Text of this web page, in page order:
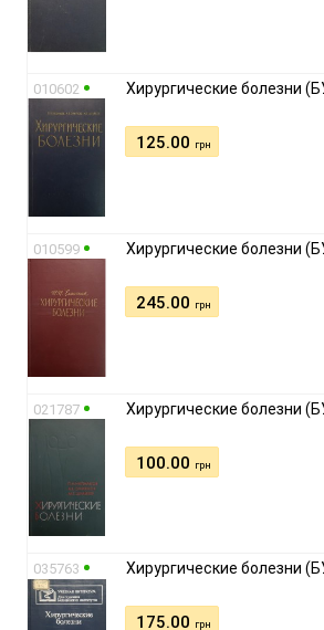
010602 Хирургические болезни
125.00 грн
010599 Хирургические болезни
245.00 грн
021787 Хирургические болезни
100.00 грн
035763 Хирургические болезни
175.00 грн